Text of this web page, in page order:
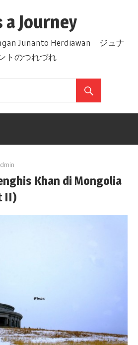
a Journey
Junanto Herdiawan ジュナ
トのつれづれ
Khan di Mongolia
II)